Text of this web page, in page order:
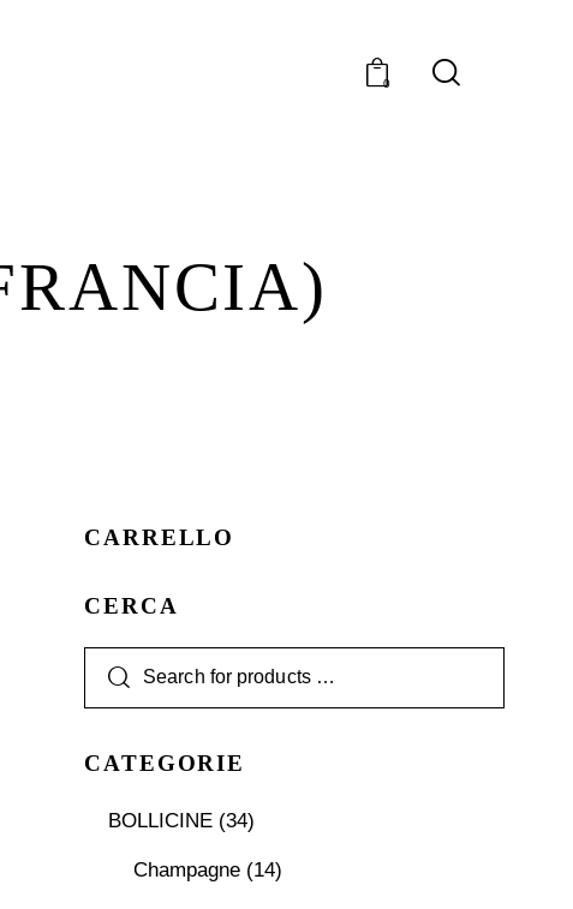
0
CARRELLO
CERCA
CATEGORIE
BOLLICINE (34)
Champagne (14)